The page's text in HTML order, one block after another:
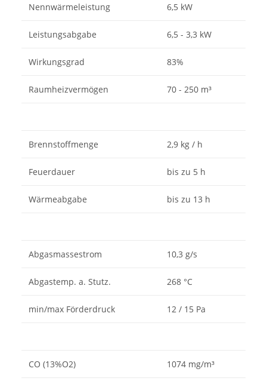
Nennwärmeleistung 6,5 kW
Leistungsabgabe 6,5 - 3,3 kW
Wirkungsgrad 83%
Raumheizvermögen 70 - 250 m³
Brennstoffmenge 2,9 kg / h
Feuerdauer bis zu 5 h
Wärmeabgabe bis zu 13 h
Abgasmassestrom 10,3 g/s
Abgastemp. a. Stutz. 268 °C
min/max Förderdruck 12 / 15 Pa
CO (13%O2) 1074 mg/m³